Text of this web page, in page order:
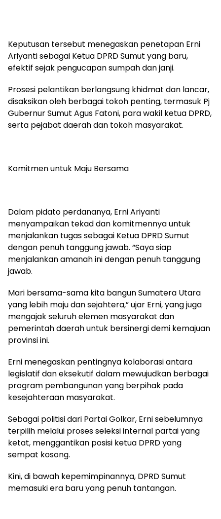
Keputusan tersebut menegaskan penetapan Erni
Ariyanti sebagai Ketua DPRD Sumut yang baru,
efektif sejak pengucapan sumpah dan janji.
Prosesi pelantikan berlangsung khidmat dan lancar,
disaksikan oleh berbagai tokoh penting, termasuk Pj
Gubernur Sumut Agus Fatoni, para wakil ketua DPRD,
serta pejabat daerah dan tokoh masyarakat.
Komitmen untuk Maju Bersama
Dalam pidato perdananya, Erni Ariyanti
menyampaikan tekad dan komitmennya untuk
menjalankan tugas sebagai Ketua DPRD Sumut
dengan penuh tanggung jawab. “Saya siap
menjalankan amanah ini dengan penuh tanggung
jawab.
Mari bersama-sama kita bangun Sumatera Utara
yang lebih maju dan sejahtera,” ujar Erni, yang juga
mengajak seluruh elemen masyarakat dan
pemerintah daerah untuk bersinergi demi kemajuan
provinsi ini.
Erni menegaskan pentingnya kolaborasi antara
legislatif dan eksekutif dalam mewujudkan berbagai
program pembangunan yang berpihak pada
kesejahteraan masyarakat.
Sebagai politisi dari Partai Golkar, Erni sebelumnya
terpilih melalui proses seleksi internal partai yang
ketat, menggantikan posisi ketua DPRD yang
sempat kosong.
Kini, di bawah kepemimpinannya, DPRD Sumut
memasuki era baru yang penuh tantangan.